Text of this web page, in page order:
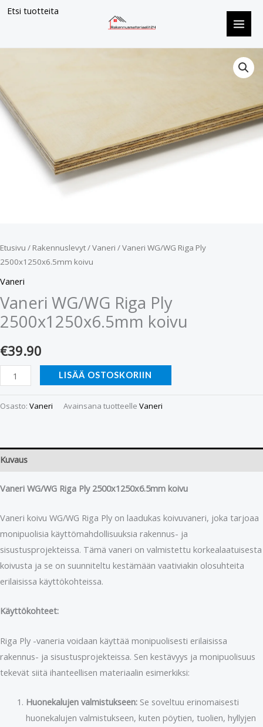
Etsi tuotteita
Siirry
Etusivu / Rakennuslevyt/Vaneri / Vaneri WG/WG Riga Ply
2500x1250x6.5mm koivu
Vaneri
Vaneri WG/WG Riga Ply
2500x1250x6.5mm koivu
€39.90
Riga
Ply
2500x1250x6.5mm
koivu
LISÄÄ OSTOSKORIIN
Osasto: Vaneri Avainsana tuotteelle Vaneri
Kuvaus
Vaneri WG/WG Riga Ply 2500x1250x6.5mm koivu
Vaneri koivu WG/WG Riga Ply on laadukas koivuvaneri, joka tarjoaa
monipuolisia käyttömahdollisuuksia rakennus- ja
sisustusprojekteissa. Tämä vaneri on valmistettu korkealaatuisesta
koivusta ja se on suunniteltu kestämään vaativiakin olosuhteita
erilaisissa käyttökohteissa.
Käyttökohteet:
Riga Ply -vaneria voidaan käyttää monipuolisesti erilaisissa
rakennus- ja sisustusprojekteissa. Sen kestävyys ja monipuolisuus
tekevät siitä ihanteellisen materiaalin esimerkiksi:
Huonekalujen valmistukseen:Se soveltuu erinomaisesti
huonekalujen valmistukseen, kuten pöytien, tuolien, hyllyjen